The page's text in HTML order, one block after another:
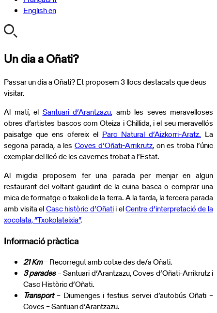
Englishen
Un dia a Oñati?
Passar un dia a Oñati? Et proposem 3 llocs destacats que deus
visitar.
Al matí, el Santuari d’Arantzazu, amb les seves meravelloses
obres d’artistes bascos com Oteiza i Chillida, i el seu meravellós
paisatge que ens ofereix el Parc Natural d’Aizkorri-Aratz. La
segona parada, a lesCoves d’Oñati-Arrikrutz, on es troba l’únic
exemplar del lleó de les cavernes trobat a l’Estat.
Al migdia proposem fer una parada per menjar en algun
restaurant del voltant gaudint de la cuina basca o comprar una
mica de formatge o txakoli de la terra. A la tarda, la tercera parada
amb visita elCasc històric d’Oñatii elCentre d’interpretació de la
xocolata, “Txokolateixia”.
Informació pràctica
21 Km– Recorregut amb cotxe des de/a Oñati.
3 parades– Santuari d’Arantzazu, Coves d’Oñati-Arrikrutz i
Casc Històric d’Oñati.
Transport– Diumenges i festius servei d’autobús Oñati –
Coves – Santuari d’Arantzazu.